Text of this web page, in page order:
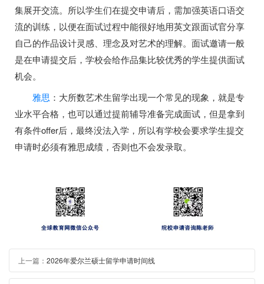
集展开交流。所以学生们在提交申请后，需加强英语口语交
流的训练，以便在面试过程中能很好地用英文跟面试官分享
自己的作品设计灵感、理念及对艺术的理解。面试邀请一般
是在申请提交后，学校会给作品集比较优秀的学生提供面试
机会。
雅思 ：大所数艺术生留学出现一个常见的现象，就是专
业水平合格，也可以通过提前辅导准备完成面试，但是拿到
有条件offer后，最终没法入学，所以有学校会要求学生提交
申请时必须有雅思成绩，否则也不会发录取。
上一篇： 2026年爱尔兰硕士留学申请时间线